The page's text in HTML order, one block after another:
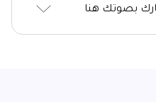
بصوتك هنا